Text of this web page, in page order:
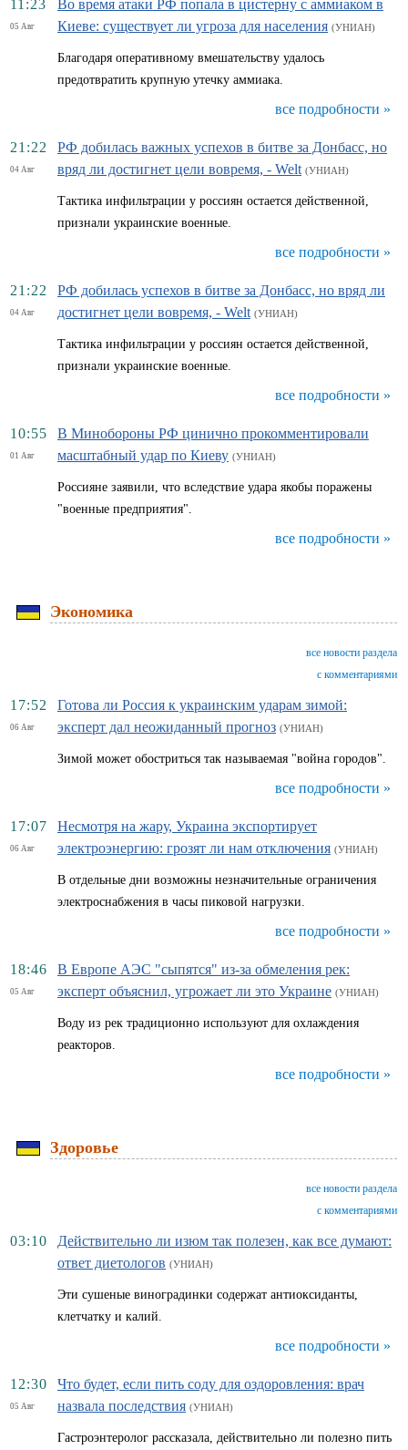
11:23
05 Авг
Во время атаки РФ попала в цистерну с аммиаком в
Киеве: существует ли угроза для населения (УНИАН)
Благодаря оперативному вмешательству удалось
предотвратить крупную утечку аммиака.
все подробности »
21:22
04 Авг
РФ добилась важных успехов в битве за Донбасс, но
вряд ли достигнет цели вовремя, - Welt (УНИАН)
Тактика инфильтрации у россиян остается действенной,
признали украинские военные.
все подробности »
21:22
04 Авг
РФ добилась успехов в битве за Донбасс, но вряд ли
достигнет цели вовремя, - Welt (УНИАН)
Тактика инфильтрации у россиян остается действенной,
признали украинские военные.
все подробности »
10:55
01 Авг
В Минобороны РФ цинично прокомментировали
масштабный удар по Киеву (УНИАН)
Россияне заявили, что вследствие удара якобы поражены
"военные предприятия".
все подробности »
Экономика
все новости раздела
с комментариями
17:52
06 Авг
Готова ли Россия к украинским ударам зимой:
эксперт дал неожиданный прогноз (УНИАН)
Зимой может обостриться так называемая "война городов".
все подробности »
17:07
06 Авг
Несмотря на жару, Украина экспортирует
электроэнергию: грозят ли нам отключения (УНИАН)
В отдельные дни возможны незначительные ограничения
электроснабжения в часы пиковой нагрузки.
все подробности »
18:46
05 Авг
В Европе АЭС "сыпятся" из-за обмеления рек:
эксперт объяснил, угрожает ли это Украине (УНИАН)
Воду из рек традиционно используют для охлаждения
реакторов.
все подробности »
Здоровье
все новости раздела
с комментариями
03:10
Действительно ли изюм так полезен, как все думают:
ответ диетологов (УНИАН)
Эти сушеные виноградинки содержат антиоксиданты,
клетчатку и калий.
все подробности »
12:30
05 Авг
Что будет, если пить соду для оздоровления: врач
назвала последствия (УНИАН)
Гастроэнтеролог рассказала, действительно ли полезно пить